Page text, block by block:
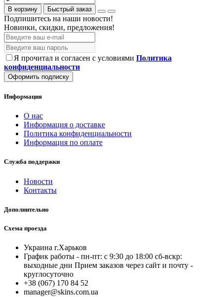
В корзину Быстрый заказ
Подпишитесь на наши новости!
Новинки, скидки, предложения!
Я прочитал и согласен с условиями Политика
конфиденциальности
Оформить подписку
Информация
О нас
Информация о доставке
Политика конфиденциальности
Информация по оплате
Служба поддержки
Новости
Контакты
Дополнительно
Схема проезда
Украина г.Харьков
График работы - пн-пт: с 9:30 до 18:00 cб-вскр:
выходные дни Прием заказов через сайт и почту -
круглосуточно
+38 (067) 170 84 52
manager@skins.com.ua